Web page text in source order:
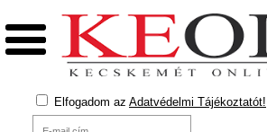
Elfogadom az Adatvédelmi Tájékoztatót!